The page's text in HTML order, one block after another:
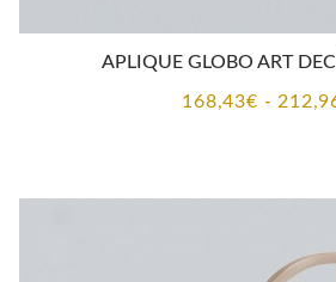
APLIQUE GLOBO ART
168,43€ -